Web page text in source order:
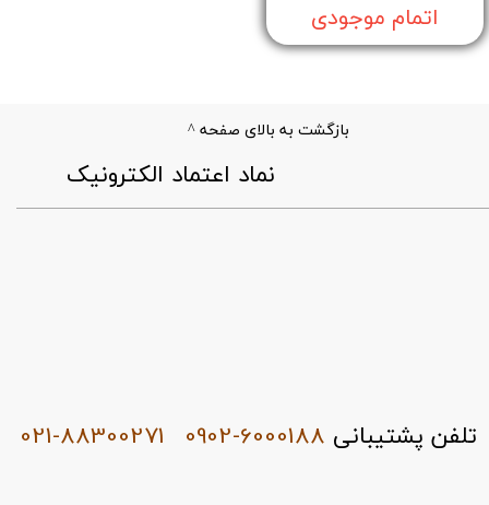
اتمام موجودی
0902-6000188
بازگشت به بالای صفحه ^
021-88300271
​نماد اعتماد الکترونیک